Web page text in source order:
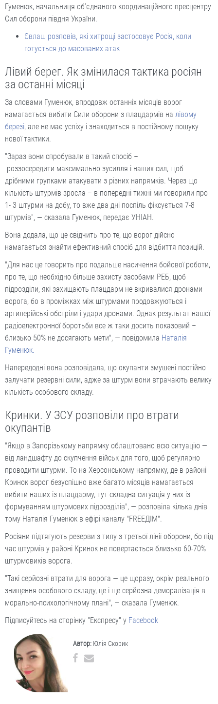
Гуменюк, начальниця об’єднаного координаційного пресцентру
Сил оборони півдня України.
Євлаш розповів, які хитрощі застосовує Росія, коли
готується до масованих атак
Лівий берег. Як змінилася тактика росіян
за останні місяці
За словами Гуменюк, впродовж останніх місяців ворог
намагається вибити Сили оборони з плацдармів на лівому
березі, але не має успіху і знаходиться в постійному пошуку
нової тактики.
"Зараз вони спробували в такий спосіб –
роззосередити максимально зусилля і наших сил, щоб
дрібними групками атакувати з різних напрямків. Через що
кількість штурмів зросла – в попередні тижні ми говорили про
1- 3 штурми на добу, то вже два дні поспіль фіксується 7-8
штурмів", — сказала Гуменюк, передає УНІАН.
Вона додала, що це свідчить про те, що ворог дійсно
намагається знайти ефективний спосіб для відбиття позицій.
"Для нас це говорить про подальше насичення бойової роботи,
про те, що необхідно більше захисту засобами РЕБ, щоб
підрозділи, які захищають плацдарм не вкривалися дронами
ворога, бо в проміжках між штурмами продовжуються і
артилерійські обстріли і удари дронами. Однак результат нашої
радіоелектронної боротьби все ж таки досить показовий –
близько 50% не досягають мети", — повідомила Наталія
Гуменюк.
Напередодні вона розповідала, що окупанти змушені постійно
залучати резервні сили, адже за штурм вони втрачають велику
кількість особового складу.
Кринки. У ЗСУ розповіли про втрати
окупантів
"Якщо в Запорізькому напрямку облаштовано всю ситуацію —
від ландшафту до скупчення військ для того, щоб регулярно
проводити штурми. То на Херсонському напрямку, де в районі
Кринок ворог безуспішно вже багато місяців намагається
вибити наших із плацдарму, тут складна ситуація у них із
формуванням штурмових підрозділів", — розповіла кілька днів
тому Наталія Гуменюк в ефірі каналу "FREEДІМ".
Росіяни підтягують резерви з тилу з третьої лінії оборони, бо під
час штурмів у районі Кринок не повертається близько 60-70%
штурмовиків ворога.
"Такі серйозні втрати для ворога — це щоразу, окрім реального
знищення особового складу, це і ще серйозна деморалізація в
морально-психологічному плані", — сказала Гуменюк.
Підписуйтесь на сторінку "Експресу" у Facebook
Автор: Юлія Скорик